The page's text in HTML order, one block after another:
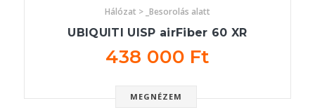
Hálózat > _Besorolás alatt
UBIQUITI UISP airFiber 60 XR
438 000 Ft
MEGNÉZEM